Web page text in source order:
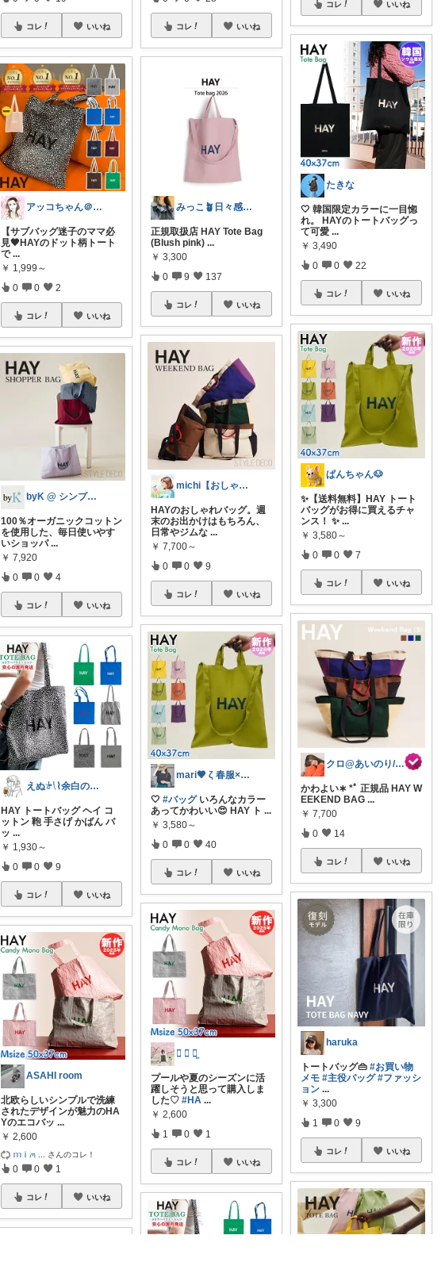
コレ いいね
アッコちゃん＠ファッション＆美容💄好き
【サブバッグ迷子のママ必
見🖤HAYのドット柄トート
で ...
￥ 1,999～
0 0 2
コレ いいね
byK @ シンプル好き
100％オーガニックコットン
を使用した、毎日使いやす
いショッパ ...
￥ 7,920
0 0 4
コレ いいね
えぬ𓍯⌇余白のある暮らし
HAY トートバッグ ヘイ コ
ットン 鞄 手さげ かばん バ
ッ ...
￥ 1,930～
0 0 9
コレ いいね
ASAHI room
北欧らしいシンプルで洗練
されたデザインが魅力のHA
Yのエコバッ ...
￥ 2,600
𝕞 𝕚 ꪔ さんのコレ！
0 0 1
コレ いいね
コレ いいね
みっこ🪴日々感謝🌷いいね上限🙏
正規取扱店 HAY Tote Bag
(Blush pink) ...
￥ 3,300
0 9 137
コレ いいね
michi【おしゃれ、大人カジュアル】
HAYのおしゃれバッグ。週
末のお出かけはもちろん、
日常やジムな ...
￥ 7,700～
0 0 9
コレ いいね
mari🤎 ζ 春服×かわいい雑貨
🤍#バッグいろんなカラー
あってかわいい😍 HAY ト ...
￥ 3,580～
0 0 40
コレ いいね
𝕞 𝕚 ꪔ̤̫
プールや夏のシーズンに活
躍しそうと思って購入しま
した♡#HA ...
￥ 2,600
1 0 1
コレ いいね
コレ いいね
たきな
🤍 韓国限定カラーに一目惚
れ。 HAYのトートバッグっ
て可愛 ...
￥ 3,490
0 0 22
コレ いいね
ぱんちゃん🐶
✨【送料無料】HAY トート
バッグがお得に買えるチャ
ンス！ ✨ ...
￥ 3,580～
0 0 7
コレ いいね
クロ@あいのり/161cm 着痩せ命
かわよい∗ ︎*ﾟ 正規品 HAY W
EEKEND BAG ...
￥ 7,700
0 14
コレ いいね
haruka
トートバッグ👜#お買い物
メモ #主役バッグ #ファッシ
ョン ...
￥ 3,300
1 0 9
コレ いいね